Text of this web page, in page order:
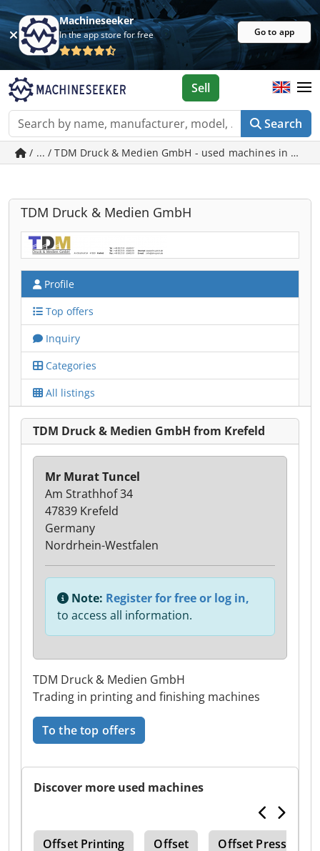
Machineseeker
In the app store for free Go to app
Search
Sell
/ ... / TDM Druck & Medien GmbH - used machines in
TDM Druck & Medien GmbH
Profile
Top offers
Inquiry
Categories
All listings
TDM Druck & Medien GmbH from Krefeld
TDM Druck & Medien GmbH
Trading in printing and finishing machines
To the top offers
Mr Murat Tuncel
Am Strathhof 34
47839 Krefeld
Germany
Nordrhein-Westfalen
Note: Register for free or log in,
to access all information.
Discover more used machines
Offset Printing Offset Offset Press